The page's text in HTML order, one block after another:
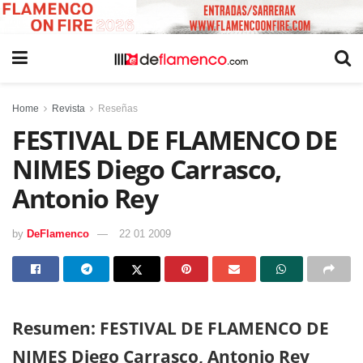
Home Revista Reseñas
FESTIVAL DE FLAMENCO DE
NIMES Diego Carrasco,
Antonio Rey
by DeFlamenco 22 01 2009
Resumen: FESTIVAL DE FLAMENCO DE
NIMES Diego Carrasco, Antonio Rey